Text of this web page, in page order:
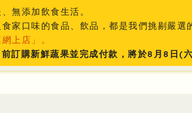
無添加飲食生活。
家口味的食品、飲品，都是我們挑剔嚴選
上店」。
訂購新鮮蔬果並完成付款，將於8月8日(